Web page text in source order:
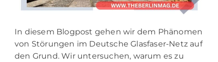
In diesem Blogpost gehen wir dem Phänomen
von Störungen im Deutsche Glasfaser-Netz auf
den Grund. Wir untersuchen, warum es zu